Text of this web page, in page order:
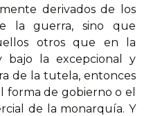
derivados de los
la guerra, sino que
otros que en la
bajo la excepcional y
de la tutela, entonces
forma de gobierno o el
de la monarquía. Y